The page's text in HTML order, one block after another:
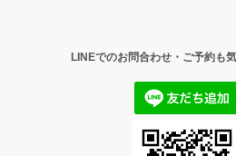
LINEでのお問合わせ・ご予約も